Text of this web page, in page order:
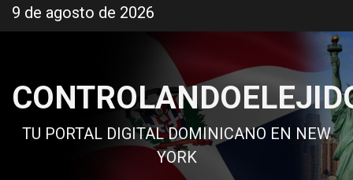
al
9 de agosto de 2026
TU PORTAL DIGITAL DOMINICANO EN NEW
YORK